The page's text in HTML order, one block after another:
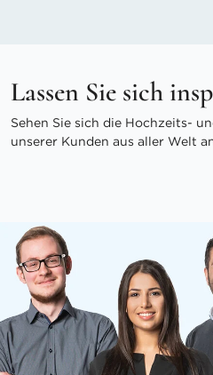
Lassen Sie sich
Sehen Sie sich die Hochzeits-
unserer Kunden aus aller Welt